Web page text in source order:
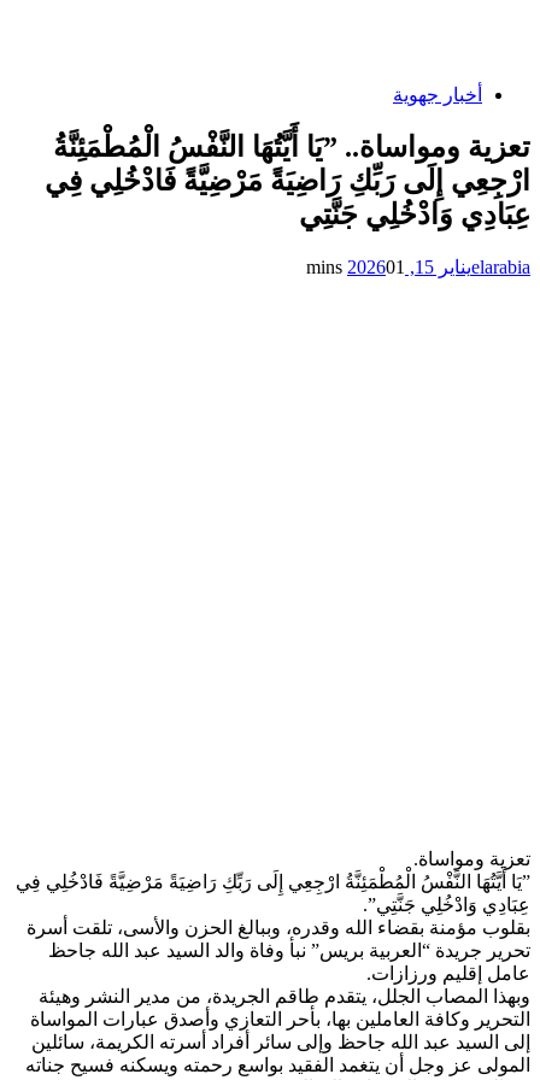
أخبار جهوية
​تعزية ومواساة.. ​”يَا أَيَّتُهَا النَّفْسُ الْمُطْمَئِنَّةُ
ارْجِعِي إِلَى رَبِّكِ رَاضِيَةً مَرْضِيَّةً فَادْخُلِي فِي
عِبَادِي وَادْخُلِي جَنَّتِي
elarabiaيناير 15, 2026 01 mins
​تعزية ومواساة.
​”يَا أَيَّتُهَا النَّفْسُ الْمُطْمَئِنَّةُ ارْجِعِي إِلَى رَبِّكِ رَاضِيَةً مَرْضِيَّةً فَادْخُلِي فِي
عِبَادِي وَادْخُلِي جَنَّتِي”.
​بقلوب مؤمنة بقضاء الله وقدره، وببالغ الحزن والأسى، تلقت أسرة
تحرير جريدة “العربية بريس” نبأ وفاة والد السيد عبد الله جاحظ
عامل إقليم ورزازات.
​وبهذا المصاب الجلل، يتقدم طاقم الجريدة، من مدير النشر وهيئة
التحرير وكافة العاملين بها، بأحر التعازي وأصدق عبارات المواساة
إلى السيد عبد الله جاحظ وإلى سائر أفراد أسرته الكريمة، سائلين
المولى عز وجل أن يتغمد الفقيد بواسع رحمته ويسكنه فسيح جناته